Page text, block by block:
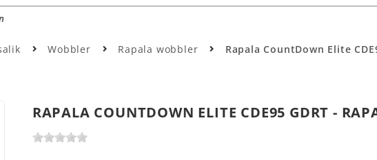
Wobbler Rapala wobbler Rapala CountDown Elite
RAPALA COUNTDOWN ELITE CDE95 GDRT -